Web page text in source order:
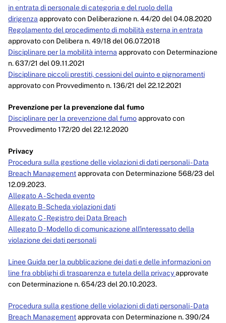
in entrata di personale di categoria e del ruolo della
dirigenza approvato con Deliberazione n. 44/20 del 04.08.2020
Regolamento del procedimento di mobilità esterna in entrata
approvato con Delibera n. 49/18 del 06.07.2018
Disciplinare per la mobilità interna approvato con Determinazione
n. 637/21 del 09.11.2021
Disciplinare piccoli prestiti, cessioni del quinto e pignoramenti
approvato con Provvedimento n. 136/21 del 22.12.2021
Prevenzione per la prevenzione dal fumo
Disciplinare per la prevenzione dal fumoapprovato con
Provvedimento 172/20 del 22.12.2020
Privacy
Procedura sulla gestione delle violazioni di dati personali - Data
Breach Managementapprovata con Determinazione 568/23 del
12.09.2023.
Allegato A - Scheda evento
Allegato B - Scheda violazioni dati
Allegato C - Registro dei Data Breach
Allegato D - Modello di comunicazione all'interessato della
violazione dei dati personali
Linee Guida per la pubblicazione dei dati e delle informazioni on
line fra obblighi di trasparenza e tutela della privacyapprovate
con Determinazione n. 654/23 del 20.10.2023.
Procedura sulla gestione delle violazioni di dati personali - Data
Breach Managementapprovata con Determinazione n. 390/24